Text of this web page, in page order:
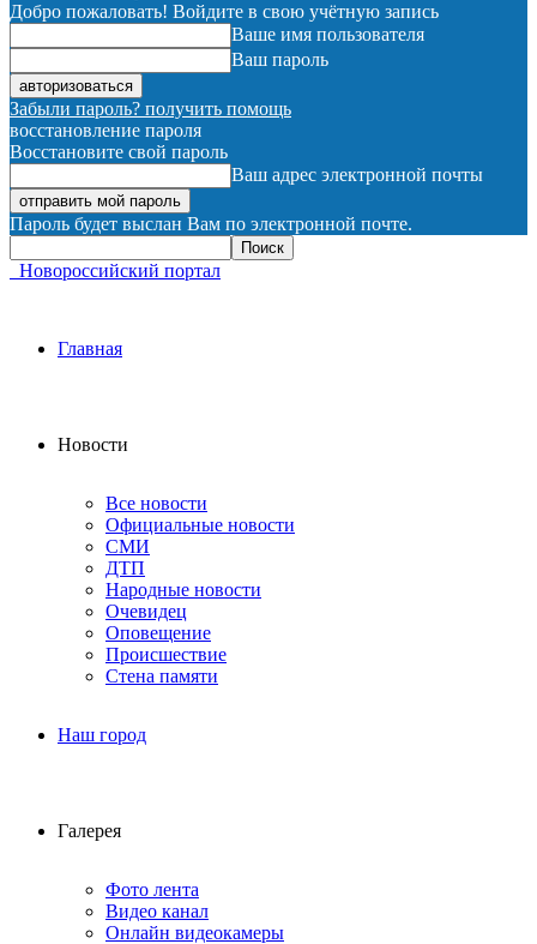
Добро пожаловать! Войдите в свою учётную запись
Ваше имя пользователя
Ваш пароль
Забыли пароль? получить помощь
восстановление пароля
Восстановите свой пароль
Ваш адрес электронной почты
Пароль будет выслан Вам по электронной почте.
Новороссийский портал
Главная
Новости
Все новости
Официальные новости
СМИ
ДТП
Народные новости
Очевидец
Оповещение
Происшествие
Стена памяти
Наш город
Галерея
Фото лента
Видео канал
Онлайн видеокамеры